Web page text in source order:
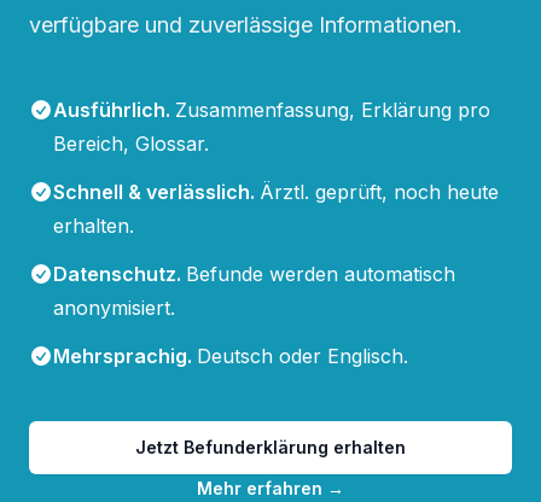
verfügbare und zuverlässige Informationen.
Ausführlich. Zusammenfassung, Erklärung pro
Bereich, Glossar.
Schnell & verlässlich. Ärztl. geprüft, noch heute
erhalten.
Datenschutz. Befunde werden automatisch
anonymisiert.
Mehrsprachig. Deutsch oder Englisch.
Jetzt Befunderklärung erhalten
Mehr erfahren →